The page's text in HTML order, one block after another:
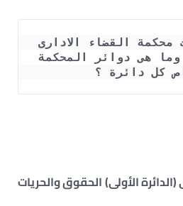
كل دائرة ؟
الأولى) الحقوق والحريات